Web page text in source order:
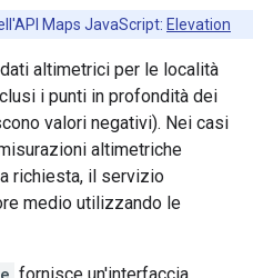
Maps JavaScript: Elevation
altimetrici per le località
i punti in profondità dei
valori negativi). Nei casi
altimetriche
richiesta, il servizio
medio utilizzando le